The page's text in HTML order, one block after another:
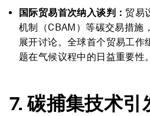
国际贸易首次纳入谈判： 贸易
机制（CBAM）等碳交易措施
展开讨论。全球首个贸易工作
题在气候议程中的日益重要性。
7.碳捕集技术引